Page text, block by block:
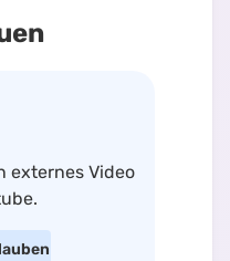
externes Video
.